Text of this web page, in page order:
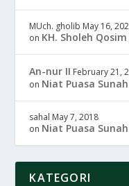
MUch. gholib May 16,
on KH. Sholeh
An-nur II February 21,
on Niat Puasa
sahal May 7, 2018
on Niat Puasa
KATEGORI